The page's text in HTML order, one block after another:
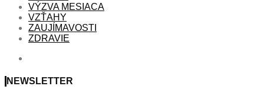
VÝZVA MESIACA
VZŤAHY
ZAUJÍMAVOSTI
ZDRAVIE
NEWSLETTER